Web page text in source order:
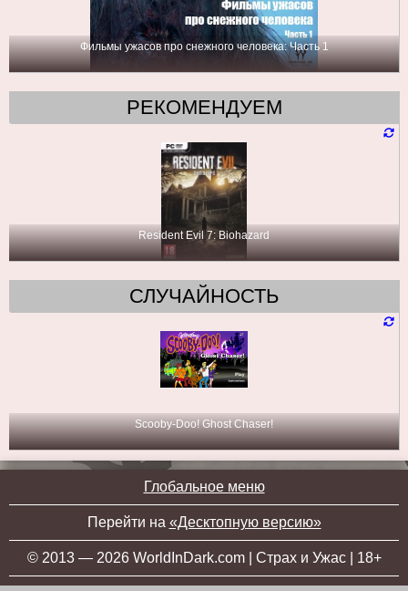
Фильмы ужасов про снежного человека: Часть 1
РЕКОМЕНДУЕМ
Resident Evil 7: Biohazard
СЛУЧАЙНОСТЬ
Scooby-Doo! Ghost Chaser!
Глобальное меню
Перейти на «Десктопную версию»
© 2013 — 2026 WorldInDark.com | Страх и Ужас | 18+